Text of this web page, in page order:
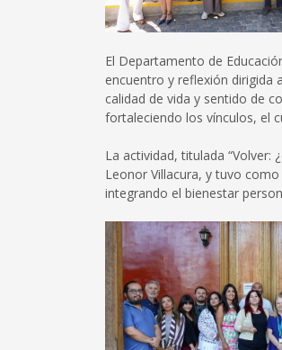
El Departamento de
encuentro y reflexión dirigida
calidad de vida y sentido de
fortaleciendo los vínculos, el
La actividad, titulada
Leonor Villacura, y tuvo
integrando el bienestar